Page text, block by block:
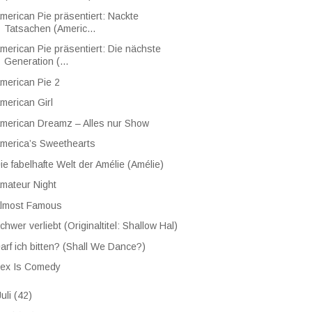
Pie präsentiert: Nackte
Tatsachen (Americ...
Pie präsentiert: Die nächste
Generation (...
Pie 2
Girl
Dreamz – Alles nur Show
Sweethearts
fabelhafte Welt der Amélie (Amélie)
Night
Famous
verliebt (Originaltitel: Shallow Hal)
ich bitten? (Shall We Dance?)
Is Comedy
(42)